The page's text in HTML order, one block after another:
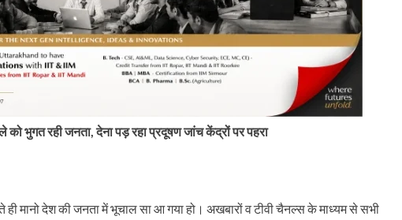
भुगत रही जनता, देना पड़ रहा प्रदूषण जांच केंद्रों पर पहरा
मानो देश की जनता में भूचाल सा आ गया हो। अखबारों व टीवी चैनल्स के माध्यम से सभी
Uttarakhand